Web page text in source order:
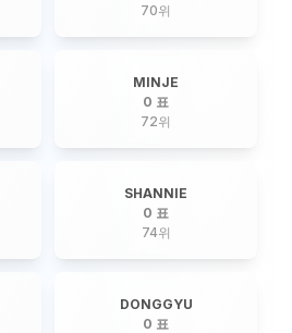
70위
MINJE
0 표
72위
SHANNIE
0 표
74위
DONGGYU
0 표